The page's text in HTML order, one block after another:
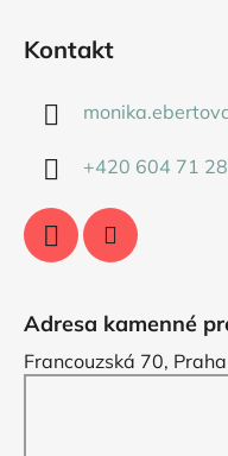
Kontakt
+420 604 71
Adresa kamenné
Francouzská 70,